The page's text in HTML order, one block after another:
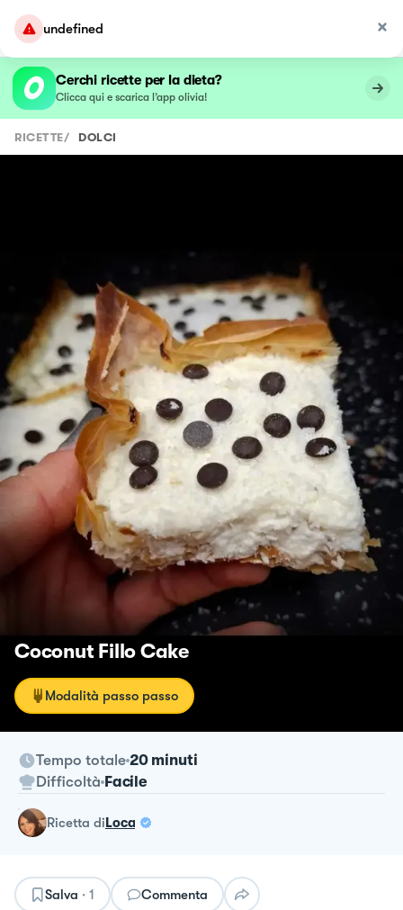
undefined
Cerchi ricette per la dieta?
Clicca qui e scarica l’app olivia!
RICETTE/ DOLCI
Coconut Fillo Cake
Modalità passo passo
Tempo totale 20 minuti
Difficoltà Facile
ricetta diLoca
Salva · 1 Commenta